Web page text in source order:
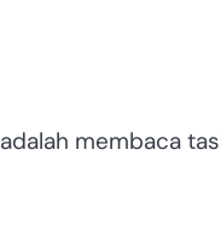
membaca